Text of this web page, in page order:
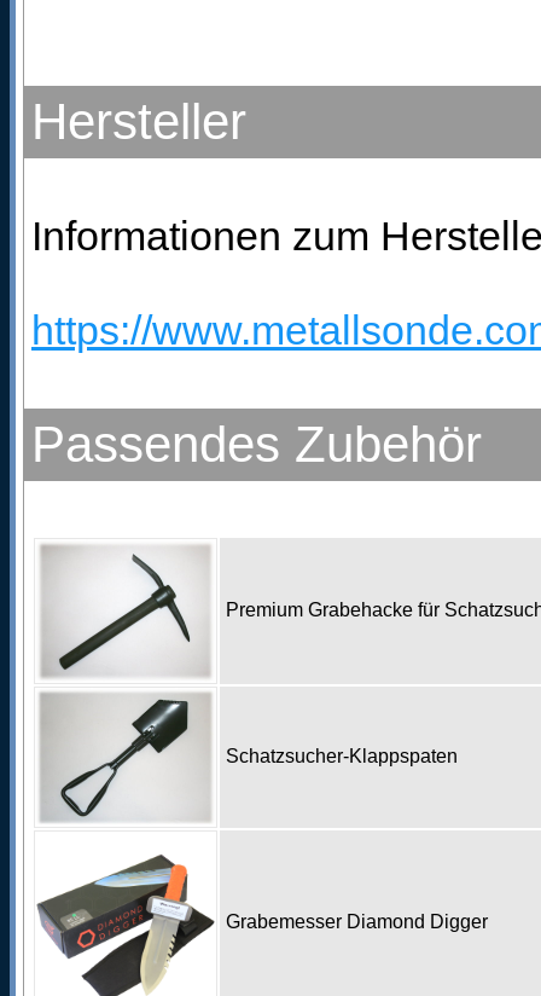
Hersteller
Informationen zum
https://
Passendes Zubehör
Premium Grabehacke für
Schatzsucher-Klappspaten
Grabemesser Diamond Digger